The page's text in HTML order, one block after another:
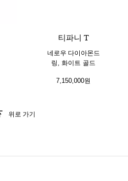
티파니 T
네로우 다이아몬드
링, 화이트 골드
7,150,000원
위로 가기